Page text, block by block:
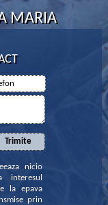
MARIA
nicio
interesul
la epava
prin